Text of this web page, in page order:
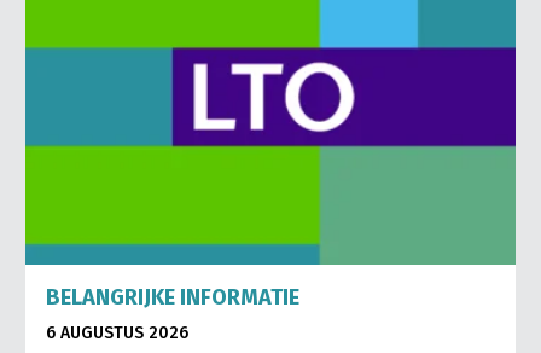
BELANGRIJKE INFORMATIE
6 AUGUSTUS 2026